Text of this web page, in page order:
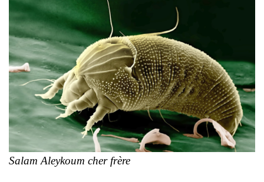
Salam Aleykoum cher frère